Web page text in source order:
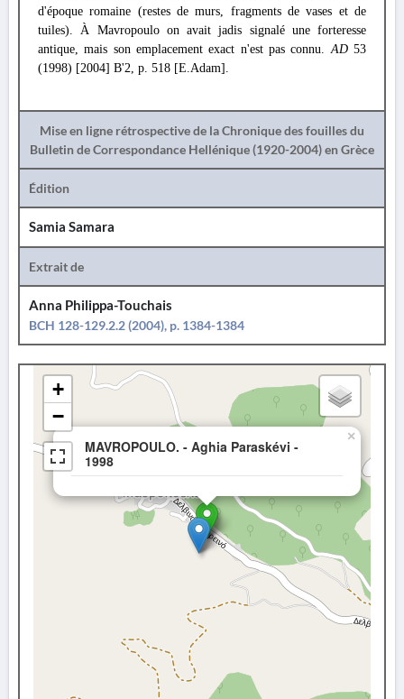
d'époque romaine (restes de murs, fragments de vases et de
tuiles). À Mavropoulo on avait jadis signalé une forteresse
antique, mais son emplacement exact n'est pas connu.AD53
(1998) [2004] B'2, p. 518 [E.Adam].
Mise en ligne rétrospective de la Chronique des fouilles du
Bulletin de Correspondance Hellénique (1920-2004) en Grèce
Édition
Samia Samara
Extrait de
Anna Philippa-Touchais
BCH 128-129.2.2 (2004), p. 1384-1384
MAVROPOULO. - Aghia Paraskévi -
1998
×
+
−